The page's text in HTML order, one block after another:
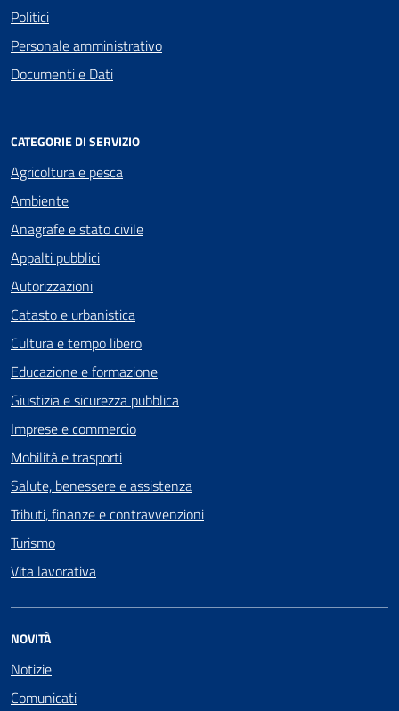
Politici
Personale amministrativo
Documenti e Dati
CATEGORIE DI SERVIZIO
Agricoltura e pesca
Ambiente
Anagrafe e stato civile
Appalti pubblici
Autorizzazioni
Catasto e urbanistica
Cultura e tempo libero
Educazione e formazione
Giustizia e sicurezza pubblica
Imprese e commercio
Mobilità e trasporti
Salute, benessere e assistenza
Tributi, finanze e contravvenzioni
Turismo
Vita lavorativa
NOVITÀ
Notizie
Comunicati